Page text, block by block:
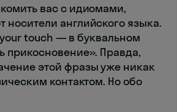
вас с идиомами,
носители английского языка.
touch — в буквальном
прикосновение». Правда,
этой фразы уже никак
контактом. Но обо